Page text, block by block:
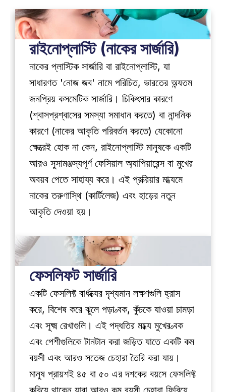
রাইনোপ্লাস্টি (নাকের সার্জারি)
নাকের প্লাস্টিক সার্জারি বা রাইনোপ্লাস্টি, যা
সাধারণত 'নোজ জব' নামে পরিচিত, ভারতের অন্যতম
জনপ্রিয় কসমেটিক সার্জারি। চিকিৎসার কারণে
(শ্বাসপ্রশ্বাসের সমস্যা সমাধান করতে) বা নান্দনিক
কারণে (নাকের আকৃতি পরিবর্তন করতে) যেকোনো
ক্ষেত্রেই হোক না কেন, রাইনোপ্লাস্টি মানুষকে একটি
আরও সুসামঞ্জস্যপূর্ণ ফেসিয়াল অ্যাপিয়ারেন্স বা মুখের
অবয়ব পেতে সাহায্য করে। এই প্রক্রিয়ার মাধ্যমে
নাকের তরুণাস্থি (কার্টিলেজ) এবং হাড়ের নতুন
আকৃতি দেওয়া হয়।
ফেসলিফট সার্জারি
একটি ফেসলিফ্ট বার্ধক্যের দৃশ্যমান লক্ষণগুলি হ্রাস
করে, বিশেষ করে ঝুলে পড়া ত্বক, কুঁচকে যাওয়া চামড়া
এবং সূক্ষ্ম রেখাগুলি। এই পদ্ধতির মধ্যে মুখের ত্বক
এবং পেশীগুলিকে টানটান করা জড়িত যাতে একটি কম
বয়সী এবং আরও সতেজ চেহারা তৈরি করা যায়।
মানুষ প্রায়শই ৪৫ বা ৫০ এর দশকের বয়সে ফেসলিফ্ট